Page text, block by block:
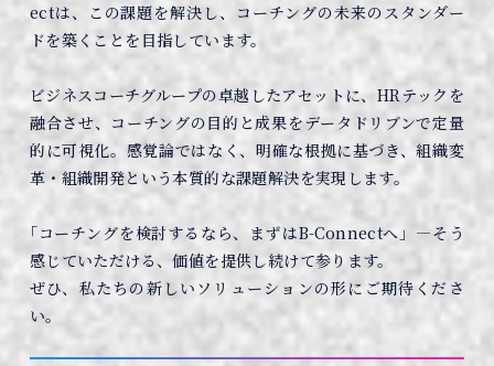
ectは、この課題を解決し、コーチングの未来のスタンダー
ドを築くことを目指しています。
ビジネスコーチグループの卓越したアセットに、HRテックを
融合させ、コーチングの目的と成果をデータドリブンで定量
的に可視化。感覚論ではなく、明確な根拠に基づき、組織変
革・組織開発という本質的な課題解決を実現します。
｢コーチングを検討するなら、まずはB-Connectへ」—そう
感じていただける、価値を提供し続けて参ります。
ぜひ、私たちの新しいソリューションの形にご期待くださ
い。